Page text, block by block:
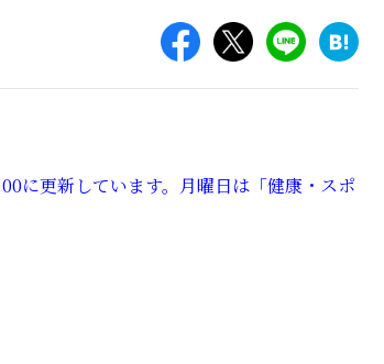
に更新しています。月曜日は「健康・スポ